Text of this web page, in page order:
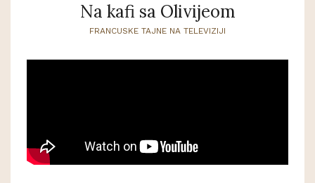
Na kafi sa Olivijeom
FRANCUSKE TAJNE NA TELEVIZIJI